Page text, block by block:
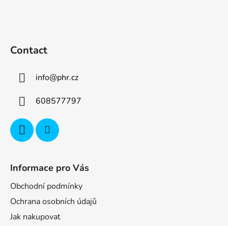
Contact
info@phr.cz
608577797
Informace pro Vás
Obchodní podmínky
Ochrana osobních údajů
Jak nakupovat